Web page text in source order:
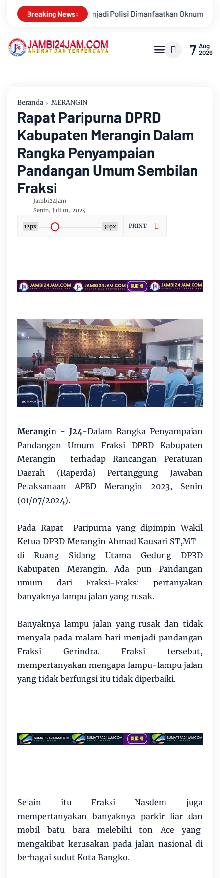
Breaking News:
Oknum, Dua Anggota Polda Jambi Diduga Tipu Calon
7 Aug
2026
Beranda MERANGIN
Rapat Paripurna DPRD
Kabupaten Merangin Dalam
Rangka Penyampaian
Pandangan Umum Sembilan
Fraksi
Jambi24Jam
Senin, Juli 01, 2024
12px 30px PRINT
Merangin - J24-Dalam Rangka Penyampaian
Pandangan Umum Fraksi DPRD Kabupaten
Merangin terhadap Rancangan Peraturan
Daerah (Raperda) Pertanggung Jawaban
Pelaksanaan APBD Merangin 2023, Senin
(01/07/2024).
Pada Rapat Paripurna yang dipimpin Wakil
Ketua DPRD Merangin Ahmad Kausari ST,MT
di Ruang Sidang Utama Gedung DPRD
Kabupaten Merangin. Ada pun Pandangan
umum dari Fraksi-Fraksi pertanyakan
banyaknya lampu jalan yang rusak.
Banyaknya lampu jalan yang rusak dan tidak
menyala pada malam hari menjadi pandangan
Fraksi Gerindra. Fraksi tersebut,
mempertanyakan mengapa lampu-lampu jalan
yang tidak berfungsi itu tidak diperbaiki.
Selain itu Fraksi Nasdem juga
mempertanyakan banyaknya parkir liar dan
mobil batu bara melebihi ton Ace yang
mengakibat kerusakan pada jalan nasional di
berbagai sudut Kota Bangko.